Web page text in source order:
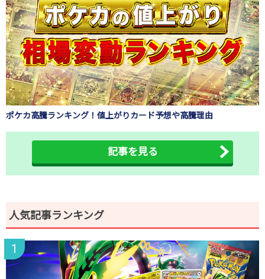
ポケカ高騰ランキング！値上がりカード予想や高騰理由
記事を見る
人気記事ランキング